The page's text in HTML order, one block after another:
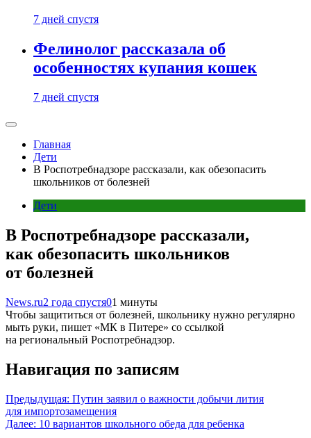
7 дней спустя
Фелинолог рассказала об
особенностях купания кошек
7 дней спустя
Главная
Дети
В Роспотребнадзоре рассказали, как обезопасить
школьников от болезней
Дети
В Роспотребнадзоре рассказали,
как обезопасить школьников
от болезней
News.ru2 года спустя01 минуты
Чтобы защититься от болезней, школьнику нужно регулярно
мыть руки, пишет «МК в Питере» со ссылкой
на региональный Роспотребнадзор.
Навигация по записям
Предыдущая: Путин заявил о важности добычи лития
для импортозамещения
Далее: 10 вариантов школьного обеда для ребенка